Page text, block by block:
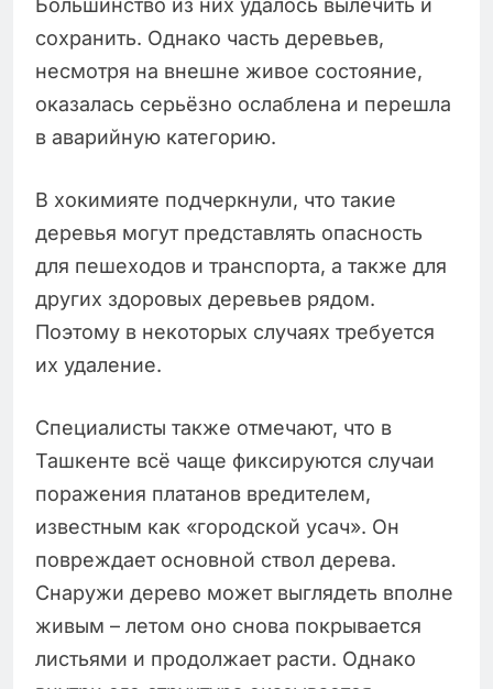
Большинство из них удалось вылечить и
сохранить. Однако часть деревьев,
несмотря на внешне живое состояние,
оказалась серьёзно ослаблена и перешла
в аварийную категорию.
В хокимияте подчеркнули, что такие
деревья могут представлять опасность
для пешеходов и транспорта, а также для
других здоровых деревьев рядом.
Поэтому в некоторых случаях требуется
их удаление.
Специалисты также отмечают, что в
Ташкенте всё чаще фиксируются случаи
поражения платанов вредителем,
известным как «городской усач». Он
повреждает основной ствол дерева.
Снаружи дерево может выглядеть вполне
живым – летом оно снова покрывается
листьями и продолжает расти. Однако